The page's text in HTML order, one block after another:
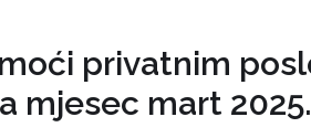
privatnim
mjesec mart